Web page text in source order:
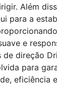
Além
para a
e
de direção
para
eficiência